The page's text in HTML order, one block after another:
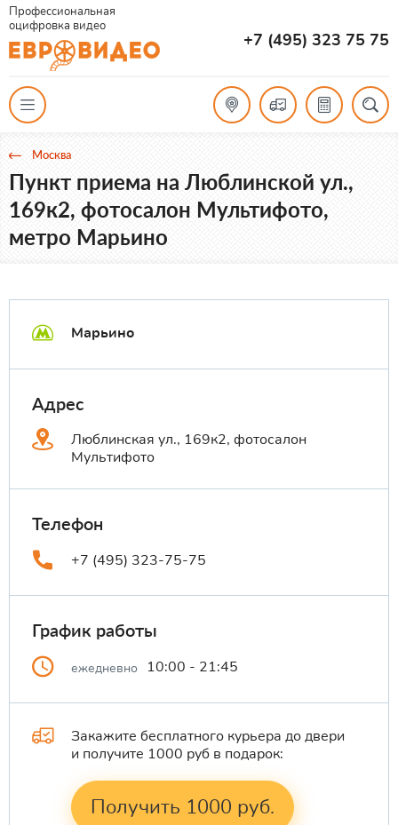
Профессиональная
оцифровка видео
+7 (495) 323 75 75
Москва
Пункт приема на Люблинской ул.,
169к2, фотосалон Мультифото,
метро Марьино
Марьино
Адрес
Люблинская ул., 169к2, фотосалон
Мультифото
Телефон
+7 (495) 323-75-75
График работы
ежедневно 10:00 - 21:45
Закажите бесплатного курьера до двери
и получите 1000 руб в подарок:
Получить 1000 руб.